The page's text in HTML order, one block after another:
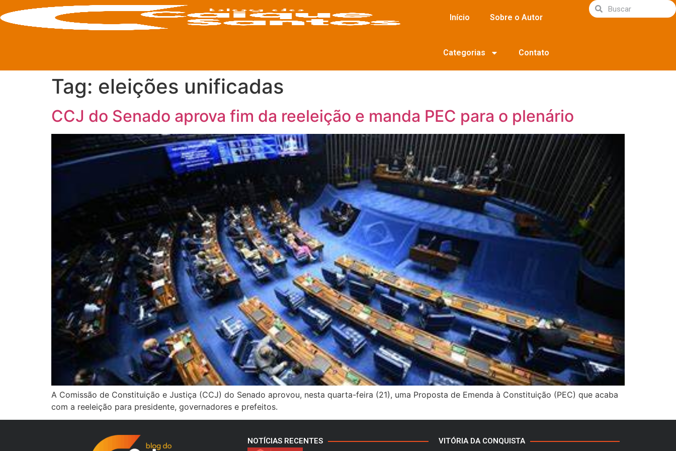
Início Sobre o Autor
Categorias Contato
Tag: eleições unificadas
CCJ do Senado aprova fim da reeleição e manda PEC para o plenário
A Comissão de Constituição e Justiça (CCJ) do Senado aprovou, nesta quarta-feira (21), uma Proposta de Emenda à Constituição (PEC) que acaba
com a reeleição para presidente, governadores e prefeitos.
NOTÍCIAS RECENTES VITÓRIA DA CONQUISTA